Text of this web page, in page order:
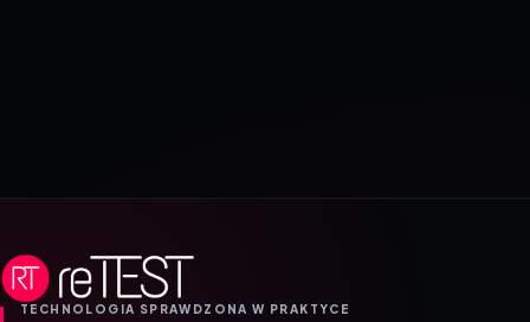
TECHNOLOGIA SPRAWDZONA W PRAKTYCE